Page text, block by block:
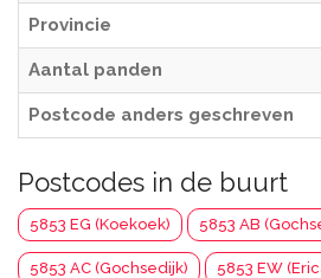
Provincie
Aantal panden
Postcode anders geschreven
Postcodes in de buurt
5853 EG (Koekoek) 5853 AB
5853 AC (Gochsedijk) 5853 EW